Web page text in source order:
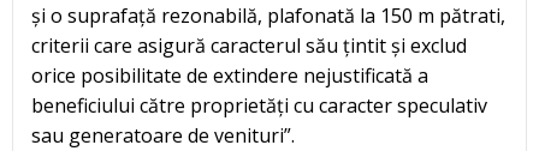
și o suprafață rezonabilă, plafonată la 150 m pătrati,
criterii care asigură caracterul său țintit și exclud
orice posibilitate de extindere nejustificată a
beneficiului către proprietăți cu caracter speculativ
sau generatoare de venituri”.